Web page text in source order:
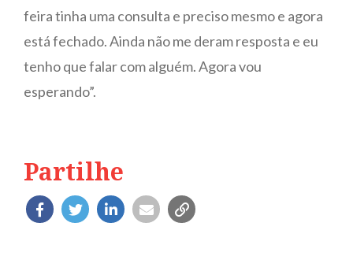
feira tinha uma consulta e preciso mesmo e agora
está fechado. Ainda não me deram resposta e eu
tenho que falar com alguém. Agora vou
esperando”.
Partilhe